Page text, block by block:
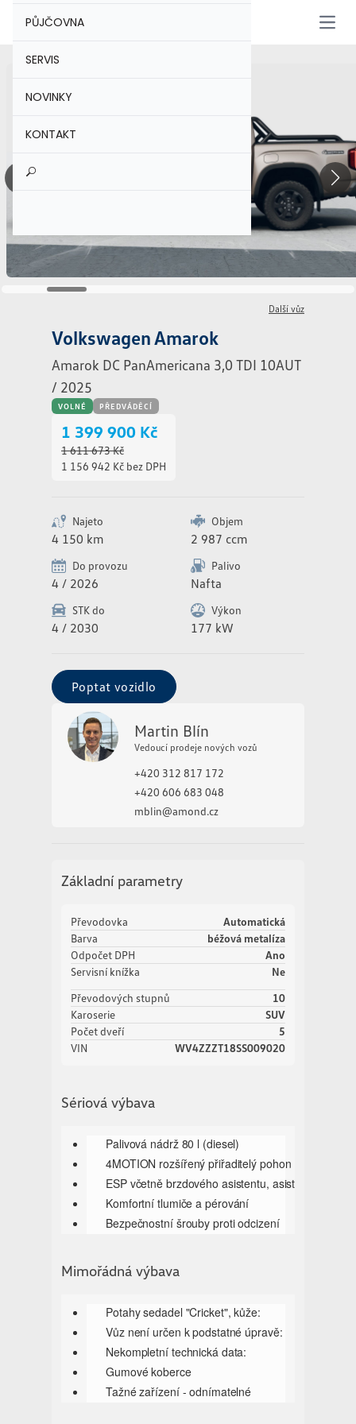
PŮJČOVNA
SERVIS
NOVINKY
KONTAKT
Další vůz
Volkswagen Amarok
Amarok DC PanAmericana 3,0 TDI 10AUT
/ 2025
VOLNÉ PŘEDVÁDĚCÍ
1 399 900 Kč
1 611 673 Kč
1 156 942 Kč bez DPH
Najeto
4 150 km
Objem
2 987 ccm
Do provozu
4 / 2026
Palivo
Nafta
STK do
4 / 2030
Výkon
177 kW
Poptat vozidlo
Poptat vozidlo
Martin Blín
Vedoucí prodeje nových vozů
+420 312 817 172
+420 606 683 048
mblin@amond.cz
Základní parametry
Převodovka
Automatická
Barva
béžová metalíza
Odpočet DPH
Ano
Servisní knížka
Ne
Převodových stupnů
10
Karoserie
SUV
Počet dveří
5
VIN
WV4ZZZT18SS009020
Sériová výbava
Palivová nádrž 80 l (diesel)
4MOTION rozšířený přiřaditelý pohon
ESP včetně brzdového asistentu, asistent
Komfortní tlumiče a pérování
Bezpečnostní šrouby proti odcizení
Uzávěrka diferenciálu vzadu
Nárazník vpředu, lakovaný v barvě vozu:
Bez ochranného rámu zadní stěny kabiny
ISOFIX pro vnější sedadla v prostoru pro
ISOFIX pro řadu sedadel pro cestující:
Centrální zamykání zadních výklopných
Adaptivní tempomat s funkcí "stop & go":
Mimořádná výbava
Potahy sedadel "Cricket", kůže:
Vůz není určen k podstatné úpravě:
Nekompletní technická data:
Gumové koberce
Tažné zařízení - odnímatelné